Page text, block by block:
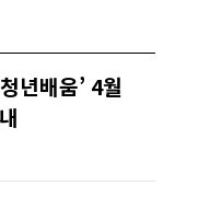
년배움’ 4월